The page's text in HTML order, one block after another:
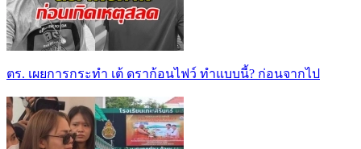
ตร. เผยการกระทำ เต้ ดราก้อนไฟว์ ทำแบบนี้? ก่อนจากไป